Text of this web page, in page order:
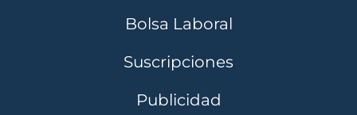
Bolsa Laboral
Suscripciones
Publicidad